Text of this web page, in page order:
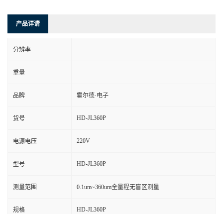
产品详请
分辨率
重量
品牌 霍尔德·电子
货号 HD-JL360P
电源电压 220V
型号 HD-JL360P
测量范围 0.1um~360um全量程无盲区测量
规格 HD-JL360P